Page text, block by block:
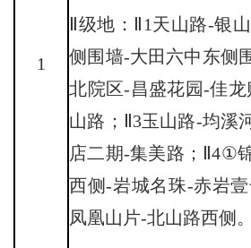
1
Ⅱ级地：Ⅱ1天山路-银
侧围墙-大田六中东侧
北院区-昌盛花园-佳
山路；Ⅱ3玉山路-均溪
店二期-集美路；Ⅱ4①
西侧-岩城名珠-赤岩
凤凰山片-北山路西侧。